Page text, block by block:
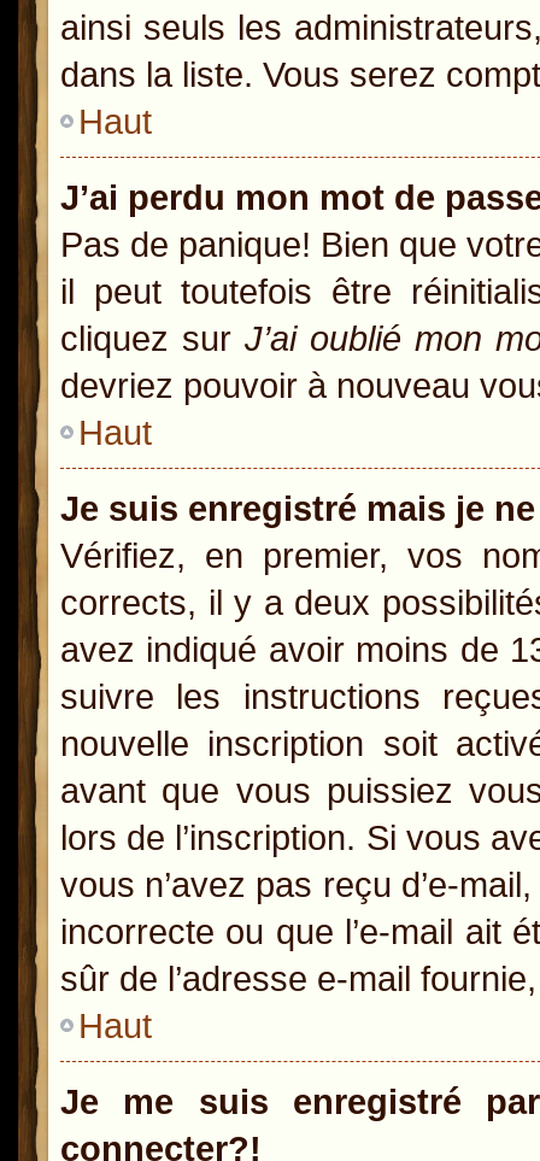
ainsi seuls les
dans la liste. Vous serez
Haut
J’ai perdu mon mot de
Pas de panique! Bien que
il peut toutefois être
cliquez sur J’ai oublié mon
devriez pouvoir à nouveau
Haut
Je suis enregistré mais je
Vérifiez, en premier, vos
corrects, il y a deux
avez indiqué avoir moins de
suivre les instructions
nouvelle inscription soit
avant que vous puissiez
lors de l’inscription. Si vous
vous n’avez pas reçu d’e-
incorrecte ou que l’e-mail ait
sûr de l’adresse e-mail
Haut
Je me suis enregistré
connecter?!